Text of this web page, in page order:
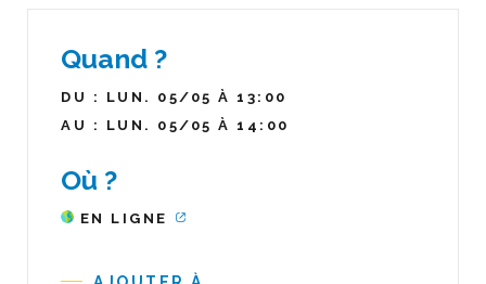
Quand ?
DU : LUN. 05/05 À 13:00
AU : LUN. 05/05 À 14:00
Où ?
EN LIGNE